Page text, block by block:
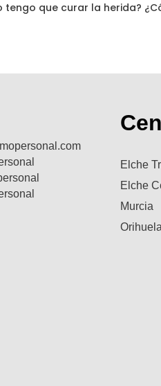
tengo que curar la herida?
Elche
Elche
Murcia
Orihuela